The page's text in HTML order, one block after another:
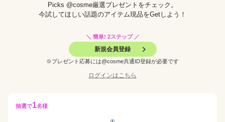
Picks @cosme厳選プレゼントをチェック。
今試してほしい話題のアイテム現品をGetしよう！
＼ 簡単! 2ステップ ／
新規会員登録
※プレゼント応募には@cosme共通ID登録が必要です
ログインはこちら
抽選で1名様